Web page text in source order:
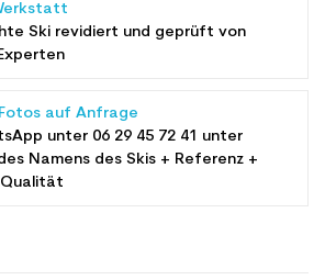
Ski revidiert und geprüft von
auf Anfrage
unter 06 29 45 72 41 unter
Namens des Skis + Referenz +